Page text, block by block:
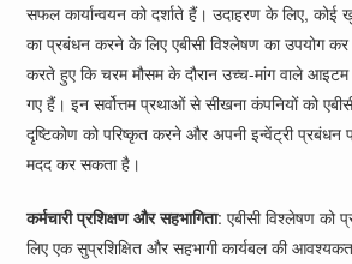
सफल कार्यान्वयन को दर्शाते हैं। उदाहरण के लिए, कोई
का प्रबंधन करने के लिए एबीसी विश्लेषण का उपयोग
करते हुए कि चरम मौसम के दौरान उच्च-मांग वाले आइटम
गए हैं। इन सर्वोत्तम प्रथाओं से सीखना कंपनियों को
दृष्टिकोण को परिष्कृत करने और अपनी इन्वेंट्री
मदद कर सकता है।
कर्मचारी प्रशिक्षण और सहभागिता: एबीसी विश्लेषण को
लिए एक सुप्रशिक्षित और सहभागी कार्यबल की